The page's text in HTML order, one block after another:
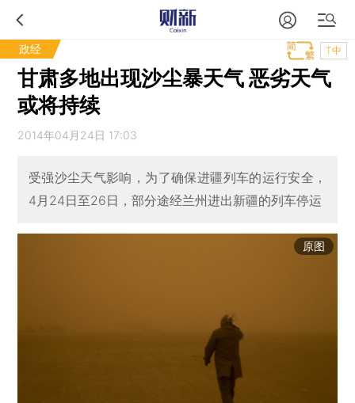
政经 T中
甘肃多地出现沙尘暴天气 恶劣天气
或将持续
2014年04月24日 17:03
受强沙尘天气影响，为了确保进疆列车的运行安全，
4月24日至26日，部分途经兰州进出新疆的列车停运
原图